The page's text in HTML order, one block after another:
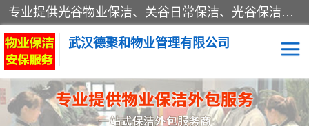
专业提供光谷物业保洁、关谷日常保洁、光谷保洁外包及武汉其他城区的单位日常保洁 武汉德聚和物业管理有限公司致力于打造中国专业物业保洁服务、日常保洁及其他保洁清洗外包服务。自公司成立以来提倡以先进的物业管理理念和模式经营，谋篇布局，以“至诚服务、精益求精、规范管理、锐意拓新”为质量方针，强化内部管理，为业主提供专业化、标准化和精细化的全方位物业服务，管理服务水平得到了广大业主和业内人士的一致好评。
武汉德聚和物业管理有限公司
保洁外包